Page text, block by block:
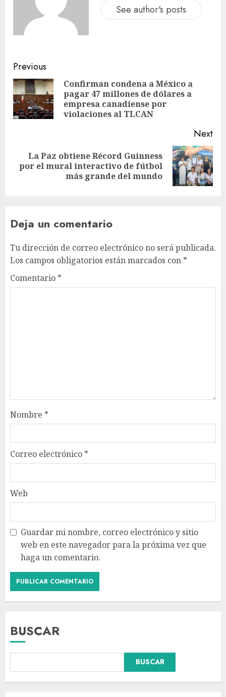
See author's posts
Previous
Confirman condena a México a
pagar 47 millones de dólares a
empresa canadiense por
violaciones al TLCAN
Next
La Paz obtiene Récord Guinness
por el mural interactivo de fútbol
más grande del mundo
Deja un comentario
Tu dirección de correo electrónico no será publicada.
Los campos obligatorios están marcados con *
Comentario *
Nombre *
Correo electrónico *
Web
Guardar mi nombre, correo electrónico y sitio
web en este navegador para la próxima vez que
haga un comentario.
BUSCAR
BUSCAR